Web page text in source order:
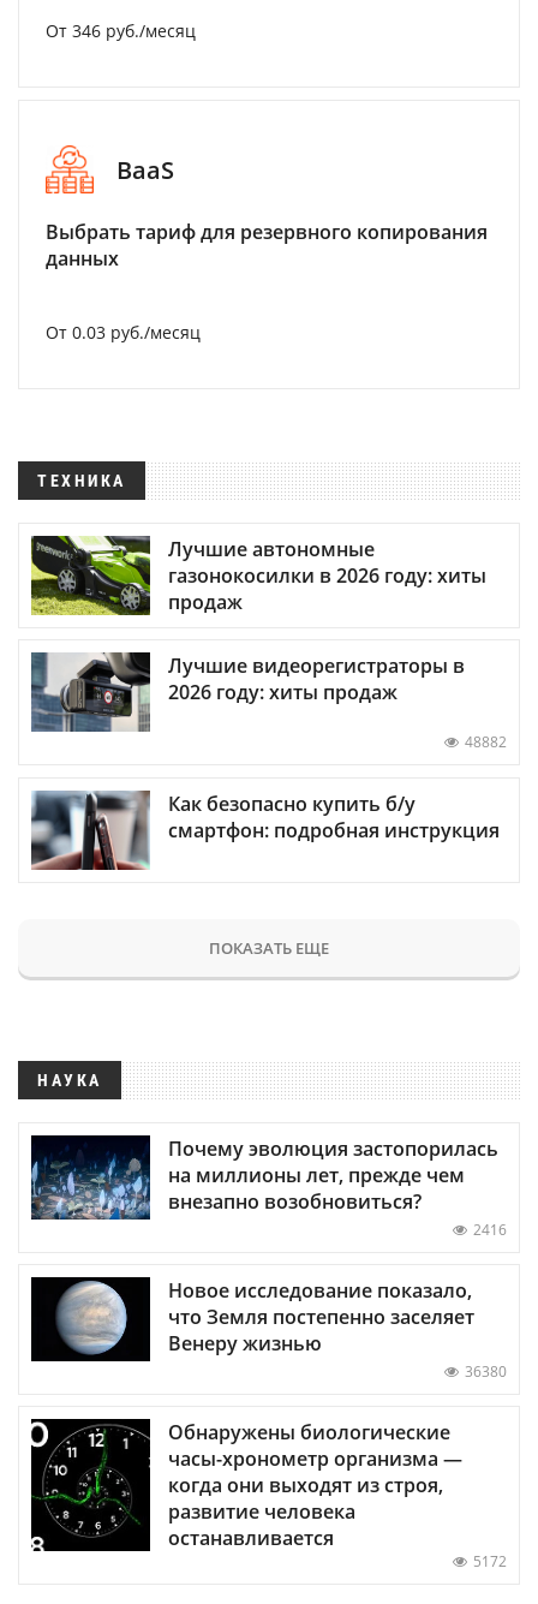
От 346 руб./месяц
BaaS
Выбрать тариф для резервного копирования
данных
От 0.03 руб./месяц
ТЕХНИКА
Лучшие автономные
газонокосилки в 2026 году: хиты
продаж
Лучшие видеорегистраторы в
2026 году: хиты продаж
48882
Как безопасно купить б/у
смартфон: подробная инструкция
ПОКАЗАТЬ ЕЩЕ
НАУКА
Почему эволюция застопорилась
на миллионы лет, прежде чем
внезапно возобновиться?
2416
Новое исследование показало,
что Земля постепенно заселяет
Венеру жизнью
36380
Обнаружены биологические
часы-хронометр организма —
когда они выходят из строя,
развитие человека
останавливается
5172